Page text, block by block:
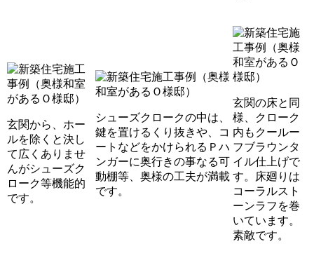
玄関から、ホー
ルを除くと決し
て広くありませ
んがシューズク
ローク等機能的
です。
シューズクロークの中は、
鍵を置けるくり抜きや、コ
ートなどをかけられるＰハ
ンガーに奥行きの事なる可
動棚等、奥様の工夫が満載
です。
玄関の床と同
様、クローク
内もクールー
フブラウンタ
イル仕上げで
す。床廻りは
コーラルスト
ーンラフを巻
いています。
素敵です。